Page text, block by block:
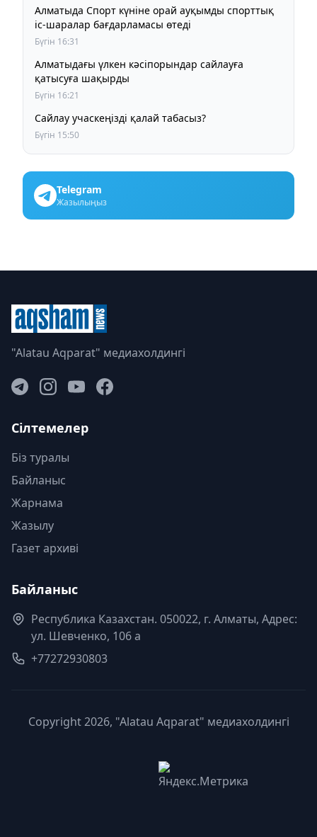
Алматыда Спорт күніне орай ауқымды спорттық
іс-шаралар бағдарламасы өтеді
Бүгін 16:31
Алматыдағы үлкен кәсіпорындар сайлауға
қатысуға шақырды
Бүгін 16:21
Сайлау учаскеңізді қалай табасыз?
Бүгін 15:50
Telegram
Жазылыңыз
"Alatau Aqparat" медиахолдингі
Сілтемелер
Біз туралы
Байланыс
Жарнама
Жазылу
Газет архиві
Байланыс
Республика Казахстан. 050022, г. Алматы, Адрес:
ул. Шевченко, 106 а
+77272930803
Copyright 2026, "Alatau Aqparat" медиахолдингі